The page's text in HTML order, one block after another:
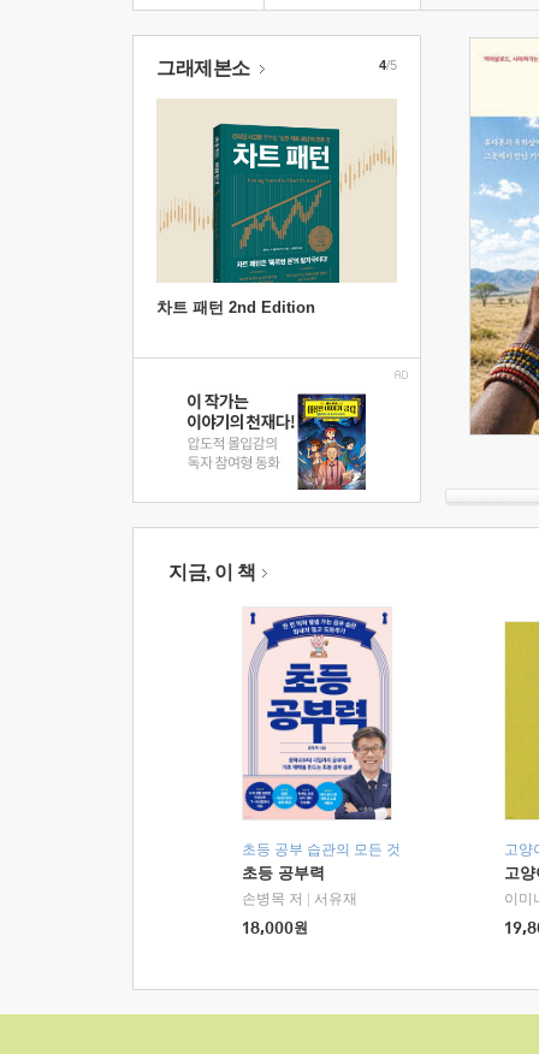
그래제본소
차트 패턴 2nd Edition
4/5
지금, 이 책
초등 공부 습관의 모든 것
초등 공부력
손병목 저
서유재
18,000원
고양
고
이미